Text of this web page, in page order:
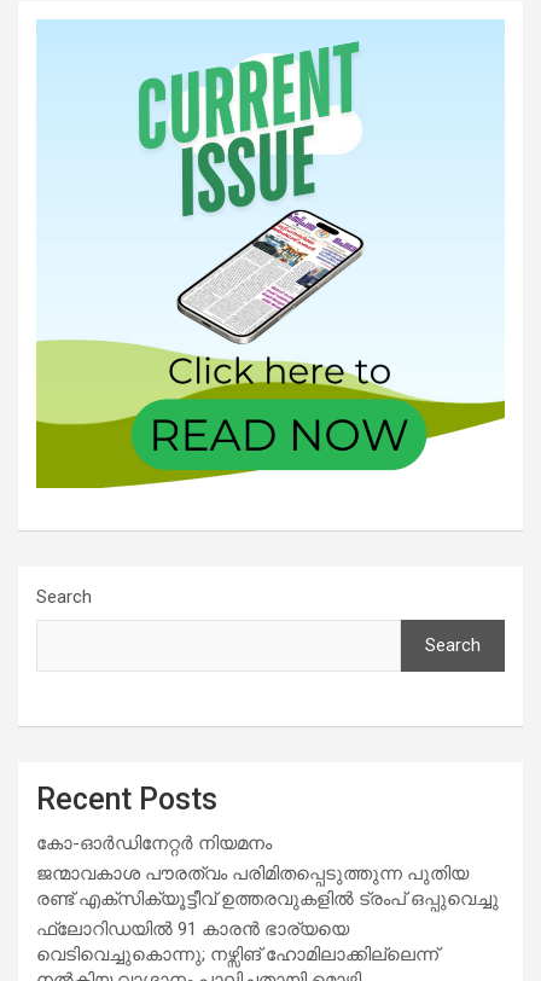
Search
Search
Recent Posts
കോ-ഓർഡിനേറ്റർ നിയമനം
ജന്മാവകാശ പൗരത്വം പരിമിതപ്പെടുത്തുന്ന പുതിയ
രണ്ട് എക്സിക്യൂട്ടീവ് ഉത്തരവുകളിൽ ട്രംപ് ഒപ്പുവെച്ചു
ഫ്ലോറിഡയിൽ 91 കാരൻ ഭാര്യയെ
വെടിവെച്ചുകൊന്നു; നഴ്സിങ് ഹോമിലാക്കില്ലെന്ന്